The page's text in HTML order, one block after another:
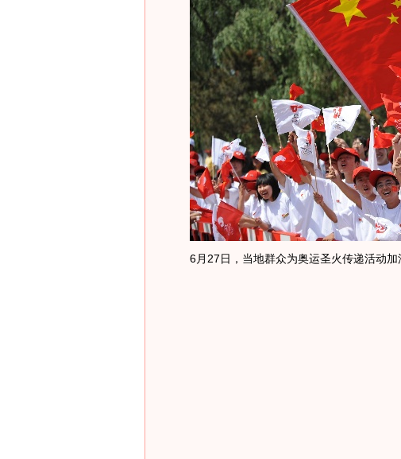
6月27日，当地群众为奥运圣火传递活动